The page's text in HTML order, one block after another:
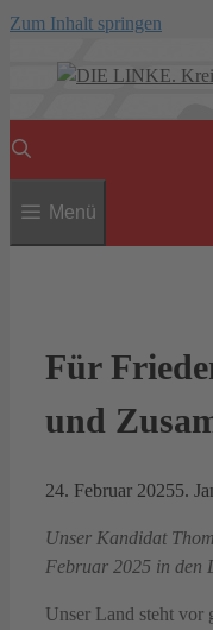
Zum Inhalt springen
Menü
Für
und
24. Februar 20255.
Unser Kandidat
Februar 2025 in den
Unser Land steht vor